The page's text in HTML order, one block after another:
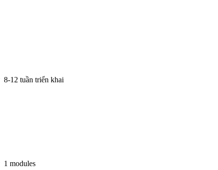
8-12 tuần triển khai
1 modules